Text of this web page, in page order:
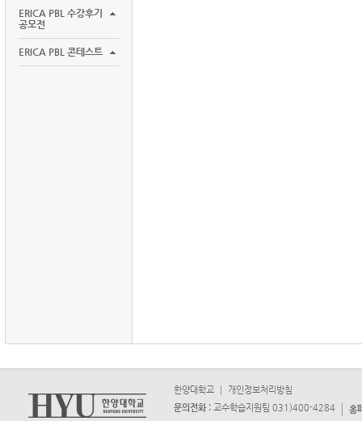
ERICA PBL 수강후기
공모전
ERICA PBL 콘테스트
한양대학교
개인정보처리방침
문의전화 : 교수학습지원팀 031)400-4284
홈